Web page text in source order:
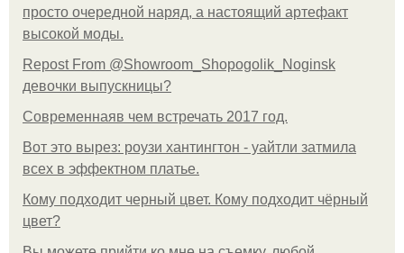
просто очередной наряд, а настоящий артефакт
высокой моды.
Repost From @Showroom_Shopogolik_Noginsk
девочки выпускницы?
Современнаяв чем встречать 2017 год.
Вот это вырез: роузи хантингтон - уайтли затмила
всех в эффектном платьe.
Кому подходит черный цвет. Кому подходит чёрный
цвет?